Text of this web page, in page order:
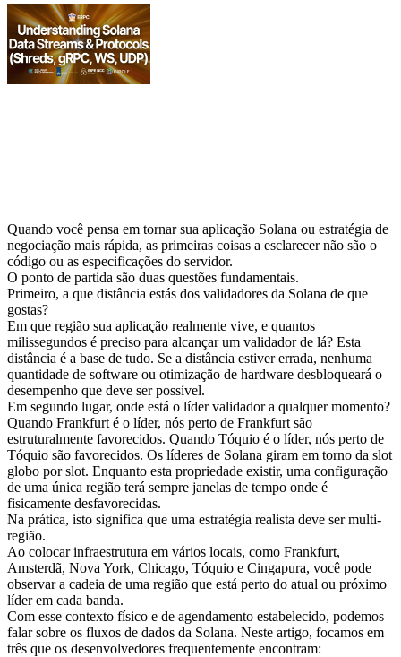
Quando você pensa em tornar sua aplicação Solana ou estratégia de
negociação mais rápida, as primeiras coisas a esclarecer não são o
código ou as especificações do servidor.
O ponto de partida são duas questões fundamentais.
Primeiro, a que distância estás dos validadores da Solana de que
gostas?
Em que região sua aplicação realmente vive, e quantos
milissegundos é preciso para alcançar um validador de lá? Esta
distância é a base de tudo. Se a distância estiver errada, nenhuma
quantidade de software ou otimização de hardware desbloqueará o
desempenho que deve ser possível.
Em segundo lugar, onde está o líder validador a qualquer momento?
Quando Frankfurt é o líder, nós perto de Frankfurt são
estruturalmente favorecidos. Quando Tóquio é o líder, nós perto de
Tóquio são favorecidos. Os líderes de Solana giram em torno da slot
globo por slot. Enquanto esta propriedade existir, uma configuração
de uma única região terá sempre janelas de tempo onde é
fisicamente desfavorecidas.
Na prática, isto significa que uma estratégia realista deve ser multi-
região.
Ao colocar infraestrutura em vários locais, como Frankfurt,
Amsterdã, Nova York, Chicago, Tóquio e Cingapura, você pode
observar a cadeia de uma região que está perto do atual ou próximo
líder em cada banda.
Com esse contexto físico e de agendamento estabelecido, podemos
falar sobre os fluxos de dados da Solana. Neste artigo, focamos em
três que os desenvolvedores frequentemente encontram: